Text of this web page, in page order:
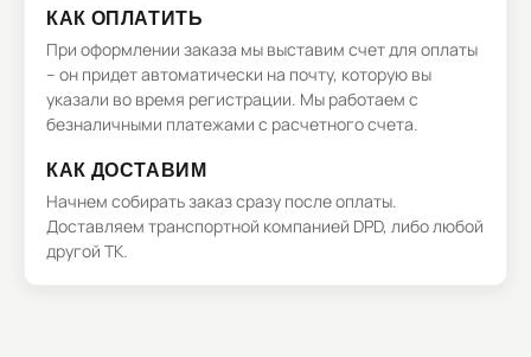
КАК ОПЛАТИТЬ
При оформлении заказа мы выставим счет для оплаты
– он придет автоматически на почту, которую вы
указали во время регистрации. Мы работаем с
безналичными платежами с расчетного счета.
КАК ДОСТАВИМ
Начнем собирать заказ сразу после оплаты.
Доставляем транспортной компанией DPD, либо любой
другой ТК.